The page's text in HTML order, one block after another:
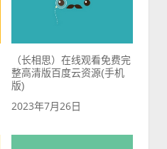
（长相思）在线观看免费完
整高清版百度云资源(手机
版)
2023年7月26日